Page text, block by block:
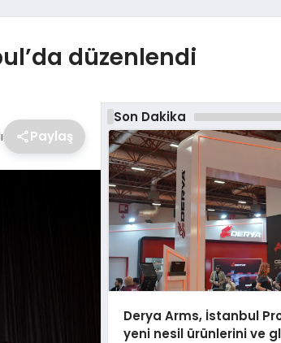
düzenlendi
Paylaş
Son Dakika
Derya Arms, İstanbul
yeni nesil ürünlerini ve